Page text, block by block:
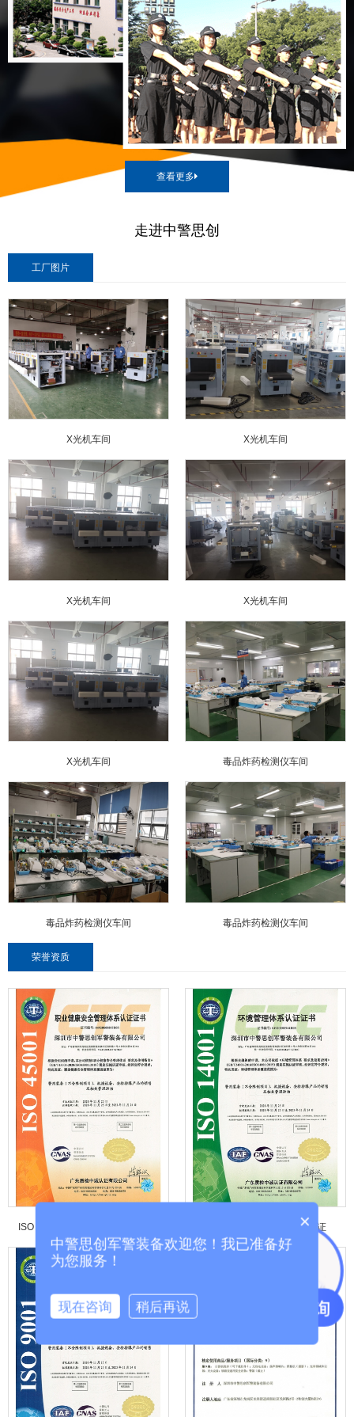
查看更多
走进中警思创
工厂图片
X光机车间 X光机车间
X光机车间 X光机车间
X光机车间 毒品炸药检测仪车间
毒品炸药检测仪车间 毒品炸药检测仪车间
荣誉资质
ISO 45001职业健康管理体系认证 ISO 14001环境管理体系认证
×
中警思创军警装备欢迎您！我已准备好
为您服务！
现在咨询 稍后再说